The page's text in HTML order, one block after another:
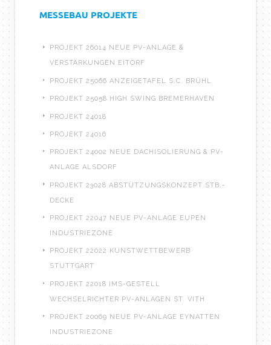
MESSEBAU PROJEKTE
PROJEKT 26014 NEUE PV-ANLAGE &
VERSTÄRKUNGEN EITORF
PROJEKT 25066 ANZEIGETAFEL S.C. BRÜHL
PROJEKT 25058 HIGH SWING BREMERHAVEN
PROJEKT 24018
PROJEKT 24016
PROJEKT 24002 NEUE DACHISOLIERUNG & PV-
ANLAGE ALSDORF
PROJEKT 23028 ABSTÜTZUNGSKONZEPT STB.-
DECKE
PROJEKT 22047 NEUE PV-ANLAGE EUPEN
INDUSTRIEZONE
PROJEKT 22022 KUNSTWETTBEWERB
STUTTGART
PROJEKT 22018 IMS-GESTELL
WECHSELRICHTER PV-ANLAGEN ST. VITH
PROJEKT 20069 NEUE PV-ANLAGE EYNATTEN
INDUSTRIEZONE